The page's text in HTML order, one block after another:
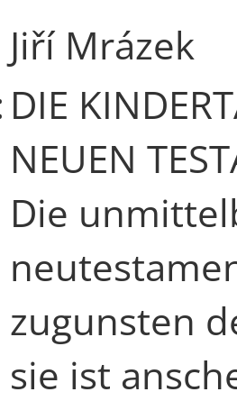
Jiří Mrázek
DIE
NEUEN
Die
zugunsten
sie ist